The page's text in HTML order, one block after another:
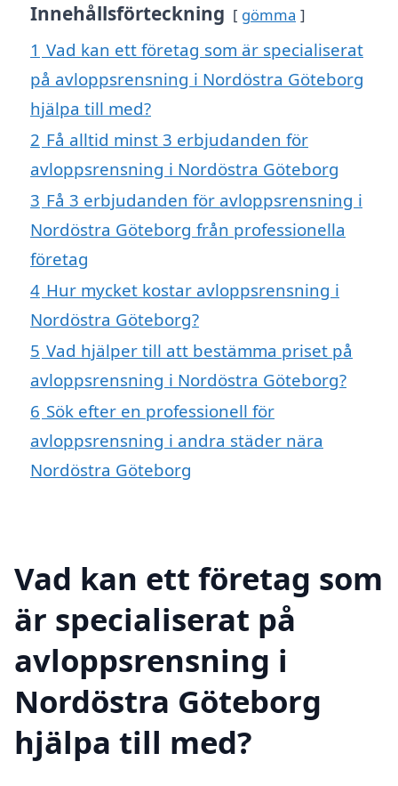
Innehållsförteckning gömma
1 Vad kan ett företag som är specialiserat
på avloppsrensning i Nordöstra Göteborg
hjälpa till med?
2 Få alltid minst 3 erbjudanden för
avloppsrensning i Nordöstra Göteborg
3 Få 3 erbjudanden för avloppsrensning i
Nordöstra Göteborg från professionella
företag
4 Hur mycket kostar avloppsrensning i
Nordöstra Göteborg?
5 Vad hjälper till att bestämma priset på
avloppsrensning i Nordöstra Göteborg?
6 Sök efter en professionell för
avloppsrensning i andra städer nära
Nordöstra Göteborg
Vad kan ett företag som
är specialiserat på
avloppsrensning i
Nordöstra Göteborg
hjälpa till med?